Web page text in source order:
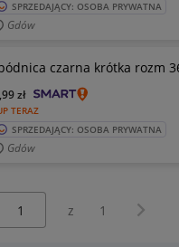
SPRZEDAJĄCY: OSOBA PRYWATNA
Gdów
czarna krótka rozm
TERAZ
,99zł
SPRZEDAJĄCY: OSOBA PRYWATNA
Gdów
z 1